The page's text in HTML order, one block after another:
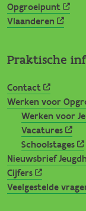
Opgroeipunt
Vlaanderen
Praktische
Contact
Werken voor
Werken voor
Vacatures
Schoolstages
Nieuwsbrief
Cijfers
Veelgestelde